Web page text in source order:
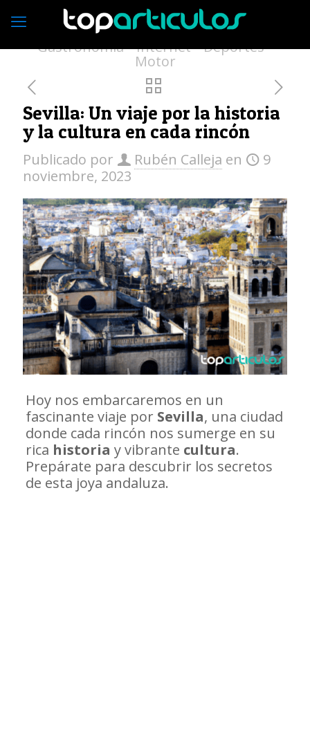
Economía Empresas Vivienda
Moda Turismo Medio ambiente
Gastronomía Internet Deportes
Motor
Sevilla: Un viaje por la historia
y la cultura en cada rincón
Publicado por Rubén Calleja en
9
noviembre, 2023
Hoy nos embarcaremos en un
fascinante viaje por Sevilla, una ciudad
donde cada rincón nos sumerge en su
rica historia y vibrante cultura.
Prepárate para descubrir los secretos
de esta joya andaluza.